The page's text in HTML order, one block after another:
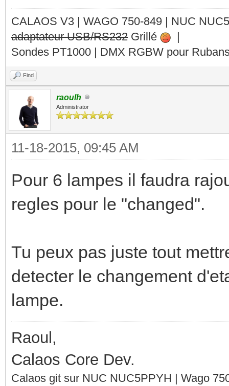
local Wmeuble =
local RGBplinthes =
local Wplinthes =
if RGBplafond =
-- allume le bloc
end
if Wplafond = changed
-- allume le bloc
end
CALAOS V3 | WAGO 750-849 | NUC
adaptateur USB/RS232 Grillé
|
Sondes PT1000 | DMX RGBW pour
Find
raoulh
Administrator
11-18-2015, 09:45 AM
Pour 6 lampes il faudra
regles pour le "changed".
Tu peux pas juste tout
detecter le changement
lampe.
Raoul,
Calaos Core Dev.
Calaos git sur NUC NUC5PPYH | Wago